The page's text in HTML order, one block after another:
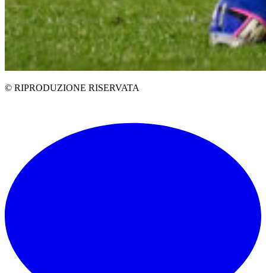
© RIPRODUZIONE RISERVATA